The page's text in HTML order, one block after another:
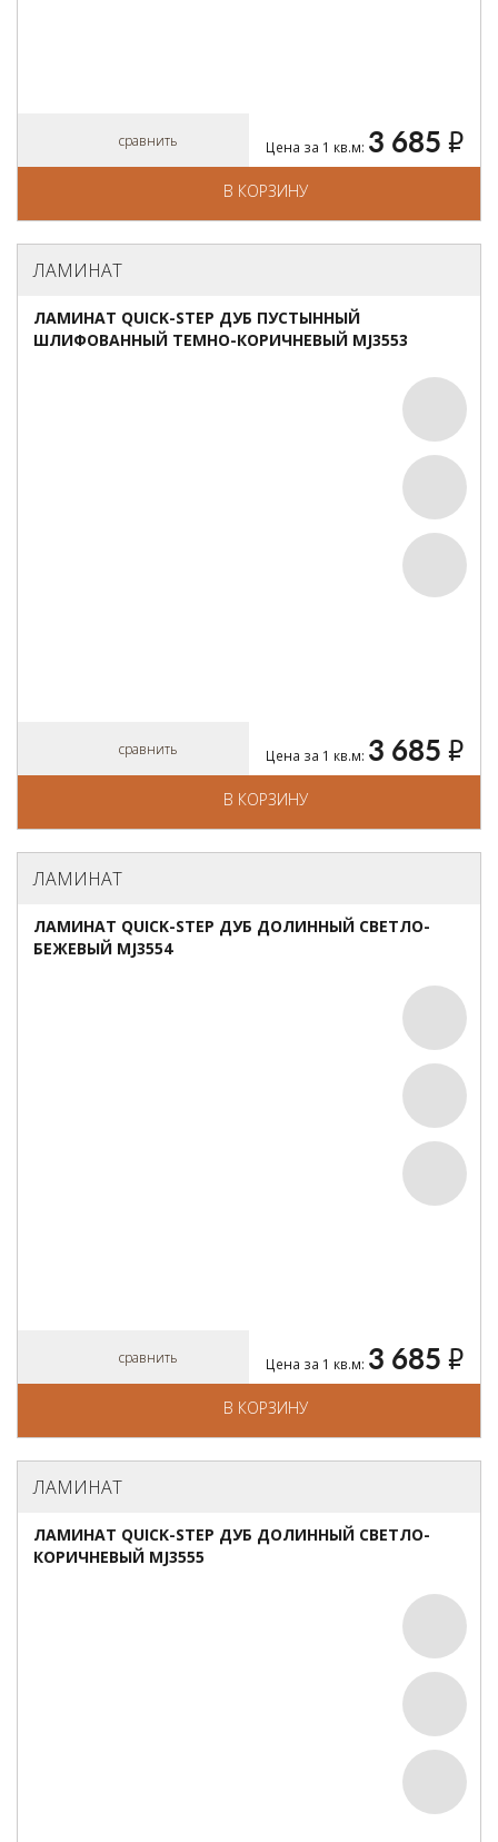
сравнить Цена за 1 кв.м: 3 685 руб.
В КОРЗИНУ
ЛАМИНАТ
ЛАМИНАТ QUICK-STEP ДУБ ПУСТЫННЫЙ
ШЛИФОВАННЫЙ ТЕМНО-КОРИЧНЕВЫЙ MJ3553
сравнить Цена за 1 кв.м: 3 685 руб.
В КОРЗИНУ
ЛАМИНАТ
ЛАМИНАТ QUICK-STEP ДУБ ДОЛИННЫЙ СВЕТЛО-
БЕЖЕВЫЙ MJ3554
сравнить Цена за 1 кв.м: 3 685 руб.
В КОРЗИНУ
ЛАМИНАТ
ЛАМИНАТ QUICK-STEP ДУБ ДОЛИННЫЙ СВЕТЛО-
КОРИЧНЕВЫЙ MJ3555